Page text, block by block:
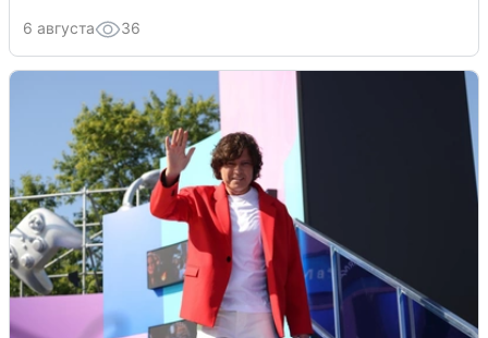
6 августа 36